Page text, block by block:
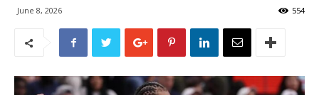
June 8, 2026 554